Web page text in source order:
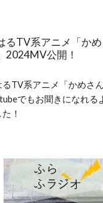
るTV系アニメ「か
2024MV公開！
るTV系アニメ「かめさん
でもお聞きになれる
！